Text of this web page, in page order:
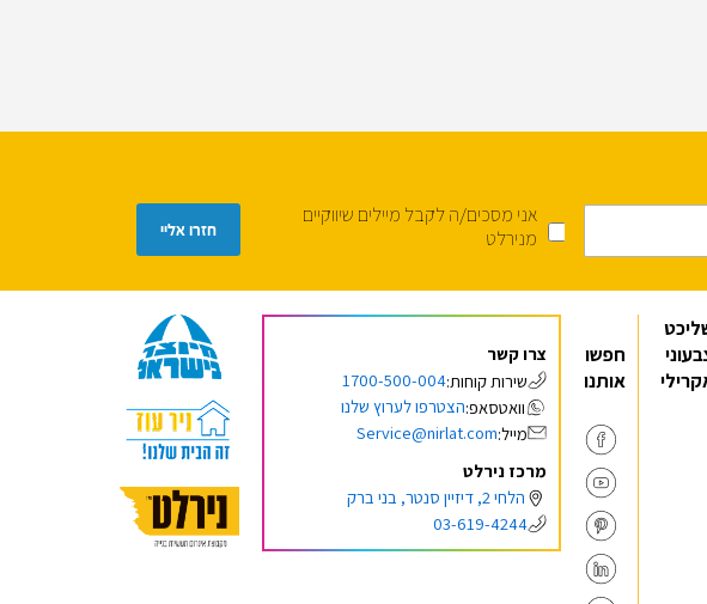
אני מסכים/ה לקבל מיילים שיווקיים
מנירלט
חפשו
אותנו
צרו קשר
שירות קוחות:1700-500-004
וואטסאפ:הצטרפו לערוץ שלנו
מייל:Service@nirlat.com
מרכז נירלט
הלחי 2, דיזיין סנטר, בני ברק
03-619-4244